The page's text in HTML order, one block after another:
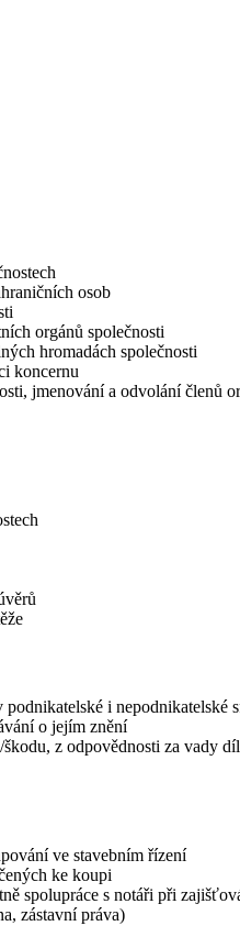
osob
orgánů společnosti
hromadách společnosti
koncernu
jmenování a odvolání členů
i nepodnikatelské
o jejím znění
z odpovědnosti za vady
ve stavebním řízení
ke koupi
spolupráce s notáři při
zástavní práva)